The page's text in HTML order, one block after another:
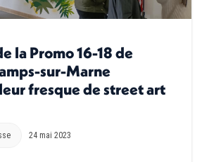
la Promo 16-18 de
sur-Marne
fresque de street art
24 mai 2023